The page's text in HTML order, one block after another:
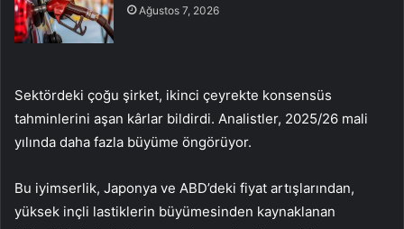
Ağustos 7, 2026
Sektördeki çoğu şirket, ikinci çeyrekte konsensüs
tahminlerini aşan kârlar bildirdi. Analistler, 2025/26 mali
yılında daha fazla büyüme öngörüyor.
Bu iyimserlik, Japonya ve ABD’deki fiyat artışlarından,
yüksek inçli lastiklerin büyümesinden kaynaklanan